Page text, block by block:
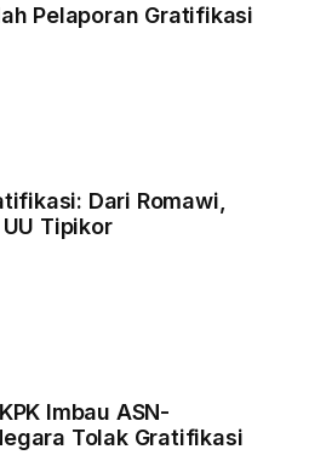
Pelaporan Gratifikasi
Dari Romawi,
Tipikor
Imbau ASN-
Tolak Gratifikasi